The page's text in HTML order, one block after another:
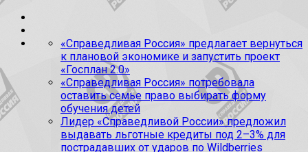
«Справедливая Россия» предлагает вернуться
к плановой экономике и запустить проект
«Госплан 2.0»
«Справедливая Россия» потребовала
оставить семье право выбирать форму
обучения детей
Лидер «Справедливой России» предложил
выдавать льготные кредиты под 2–3% для
пострадавших от ударов по Wildberries